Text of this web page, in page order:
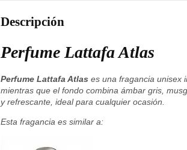
Descripción
Perfume Lattafa Atlas
Perfume Lattafa Atlas es una fragancia unisex
mientras que el fondo combina ámbar gris,
y refrescante, ideal para cualquier ocasión.
Esta fragancia es similar a: